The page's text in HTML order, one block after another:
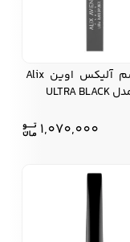
پوشت مردانه
خط چشم آلیکس اوین Alix
1,070,000